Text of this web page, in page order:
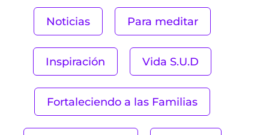
Noticias Para meditar
Inspiración Vida S.U.D
Fortaleciendo a las Familias